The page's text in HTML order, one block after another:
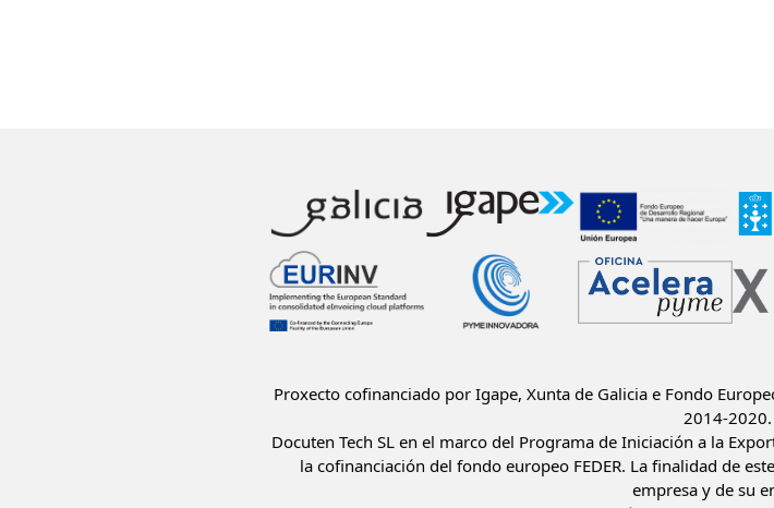
Proxecto cofinanciado por Igape, Xunta de Galicia e Fondo
2014-2020.
Docuten Tech SL en el marco del Programa de Iniciación a la
la cofinanciación del fondo europeo FEDER. La finalidad de
empresa y de su